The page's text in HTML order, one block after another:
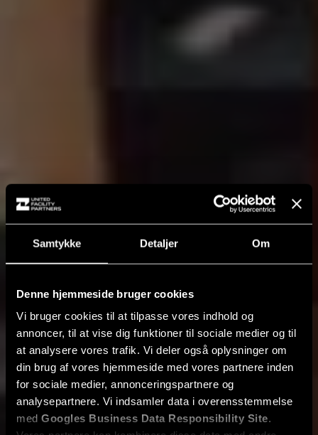
Samtykke Detaljer Om
Denne hjemmeside bruger cookies
Vi bruger cookies til at tilpasse vores indhold og
annoncer, til at vise dig funktioner til sociale medier og til
at analysere vores trafik. Vi deler også oplysninger om
din brug af vores hjemmeside med vores partnere inden
for sociale medier, annonceringspartnere og
analysepartnere. Vi indsamler data i overensstemmelse
med Googles Business Data Responsibility Site.